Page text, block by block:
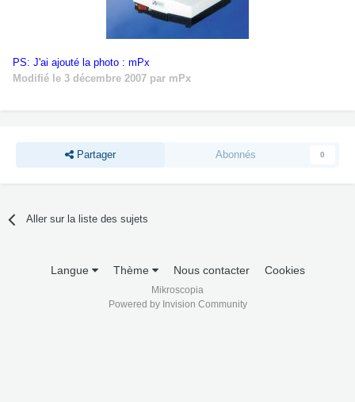
PS: J'ai ajouté la photo : mPx
Modifié le 3 décembre 2007 par mPx
Partager Abonnés 0
Aller sur la liste des sujets
Langue Thème Nous contacter Cookies
Mikroscopia
Powered by Invision Community